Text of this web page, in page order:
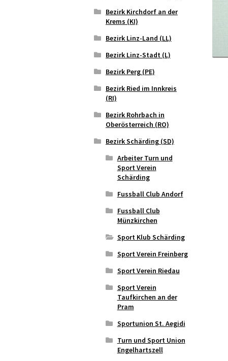
Bezirk Kirchdorf an der
Krems (KI)
Bezirk Linz-Land (LL)
Bezirk Linz-Stadt (L)
Bezirk Perg (PE)
Bezirk Ried im Innkreis
(RI)
Bezirk Rohrbach in
Oberösterreich (RO)
Bezirk Schärding (SD)
Arbeiter Turn und
Sport Verein
Schärding
Fussball Club Andorf
Fussball Club
Münzkirchen
Sport Klub Schärding
Sport Verein Freinberg
Sport Verein Riedau
Sport Verein
Taufkirchen an der
Pram
Sportunion St. Aegidi
Turn und Sport Union
Engelhartszell